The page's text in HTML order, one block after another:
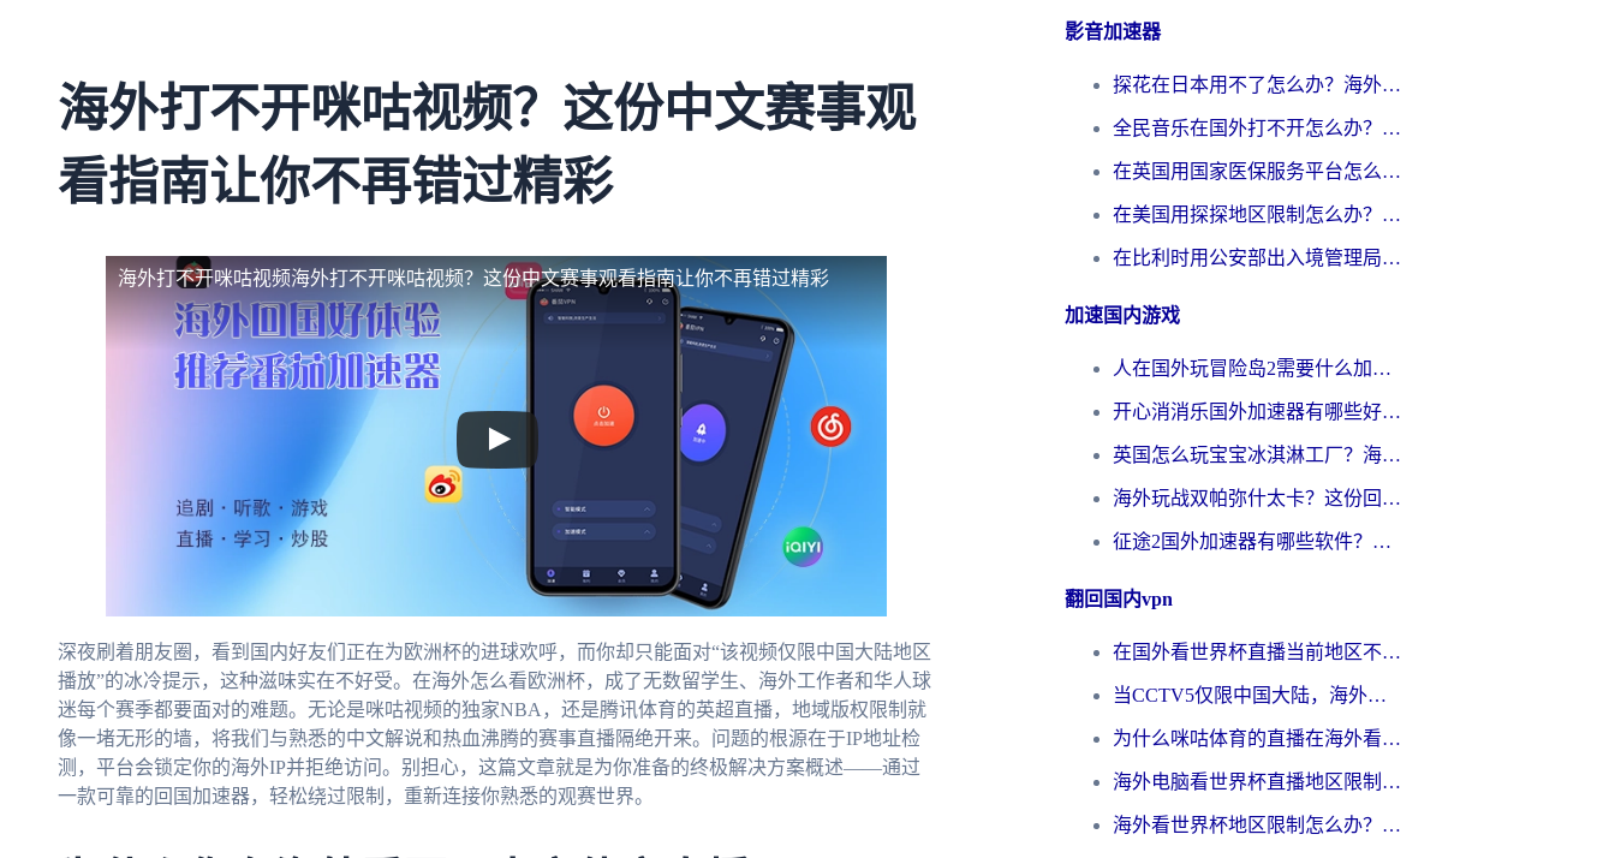
海外打不开咪咕视频？这份中文赛事观
看指南让你不再错过精彩
海外打不开咪咕视频海外打不开咪咕视频？这份中文赛事观看指南让你不再错过精彩
深夜刷着朋友圈，看到国内好友们正在为欧洲杯的进球欢呼，而你却只能面对“该视频仅限中国大陆地区
播放”的冰冷提示，这种滋味实在不好受。在海外怎么看欧洲杯，成了无数留学生、海外工作者和华人球
迷每个赛季都要面对的难题。无论是咪咕视频的独家NBA，还是腾讯体育的英超直播，地域版权限制就
像一堵无形的墙，将我们与熟悉的中文解说和热血沸腾的赛事直播隔绝开来。问题的根源在于IP地址检
测，平台会锁定你的海外IP并拒绝访问。别担心，这篇文章就是为你准备的终极解决方案概述——通过
一款可靠的回国加速器，轻松绕过限制，重新连接你熟悉的观赛世界。
影音加速器
探花在日本用不了怎么办？海外党必看的回国加速解决方案（附多场景实测）
全民音乐在国外打不开怎么办？海外党亲测有效的回国加速方案
在英国用国家医保服务平台怎么把定位修改到中国国内？海外党必看的解决指南（附腾讯视频伊对可用方法）
在美国用探探地区限制怎么办？3个实用技巧帮你搞定（附咪咕豆瓣音乐限制破解法）
在比利时用公安部出入境管理局地区限制怎么办？3步搞定+欧洲杯观赛&香港购物指南
加速国内游戏
人在国外玩冒险岛2需要什么加速器？老玩家亲测有效的选择指南
开心消消乐国外加速器有哪些好用？海外党亲测不踩坑指南（附塔瑞斯世界Online流畅技巧）
英国怎么玩宝宝冰淇淋工厂？海外党国服游戏加速避坑指南（附挪威装甲风暴解决方案）
海外玩战双帕弥什太卡？这份回国加速器终极指南帮你告别延迟（附打球球大作战古今江湖加速方案）
征途2国外加速器有哪些软件？海外玩家亲测实用指南（附非洲梦幻西游加速技巧）
翻回国内vpn
在国外看世界杯直播当前地区不可播放？海外党必看的回国加速全攻略
当CCTV5仅限中国大陆，海外球迷的世界杯狂欢如何继续？
为什么咪咕体育的直播在海外看不了？3步解决海外看世界杯+抖音地区限制难题
海外电脑看世界杯直播地区限制怎么办？你需要一个聪明的加速器
海外看世界杯地区限制怎么办？一篇搞定咪咕视频播放+国内资源无缝访问指南